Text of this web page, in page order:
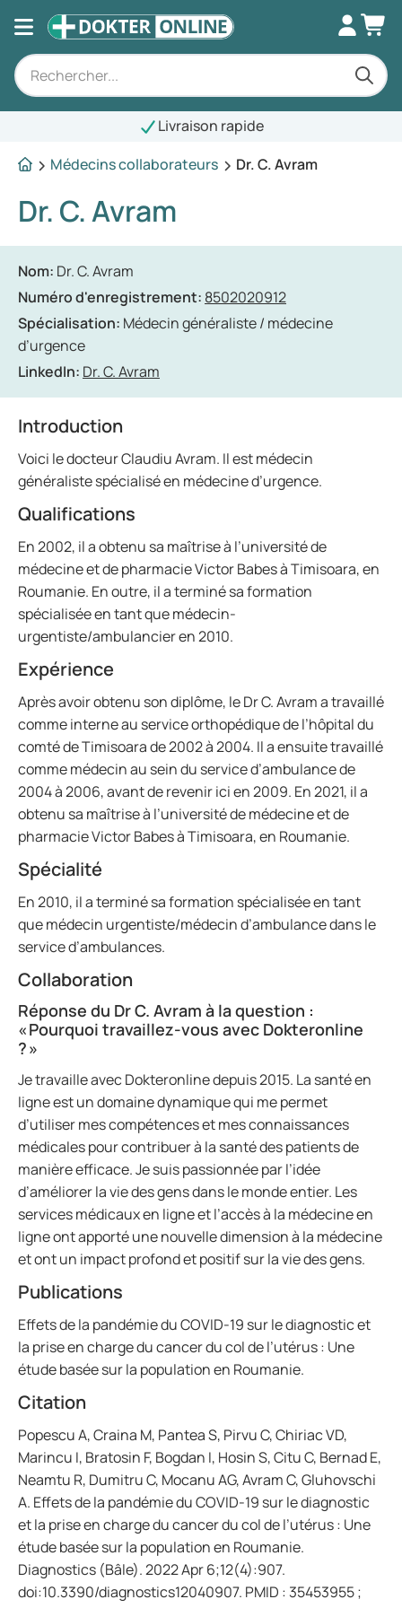
Livraison rapide
Médecins collaborateurs
Dr. C. Avram
Dr. C. Avram
Nom: Dr. C. Avram
Numéro d'enregistrement: 8502020912
Spécialisation: Médecin généraliste / médecine
d’urgence
LinkedIn: Dr. C. Avram
Introduction
Voici le docteur Claudiu Avram. Il est médecin
généraliste spécialisé en médecine d’urgence.
Qualifications
En 2002, il a obtenu sa maîtrise à l’université de
médecine et de pharmacie Victor Babes à Timisoara, en
Roumanie. En outre, il a terminé sa formation
spécialisée en tant que médecin-
urgentiste/ambulancier en 2010.
Expérience
Après avoir obtenu son diplôme, le Dr C. Avram a travaillé
comme interne au service orthopédique de l’hôpital du
comté de Timisoara de 2002 à 2004. Il a ensuite travaillé
comme médecin au sein du service d’ambulance de
2004 à 2006, avant de revenir ici en 2009. En 2021, il a
obtenu sa maîtrise à l’université de médecine et de
pharmacie Victor Babes à Timisoara, en Roumanie.
Spécialité
En 2010, il a terminé sa formation spécialisée en tant
que médecin urgentiste/médecin d’ambulance dans le
service d’ambulances.
Collaboration
Réponse du Dr C. Avram à la question :
« Pourquoi travaillez-vous avec Dokteronline
? »
Je travaille avec Dokteronline depuis 2015. La santé en
ligne est un domaine dynamique qui me permet
d’utiliser mes compétences et mes connaissances
médicales pour contribuer à la santé des patients de
manière efficace. Je suis passionnée par l’idée
d’améliorer la vie des gens dans le monde entier. Les
services médicaux en ligne et l’accès à la médecine en
ligne ont apporté une nouvelle dimension à la médecine
et ont un impact profond et positif sur la vie des gens.
Publications
Effets de la pandémie du COVID-19 sur le diagnostic et
la prise en charge du cancer du col de l’utérus : Une
étude basée sur la population en Roumanie.
Citation
Popescu A, Craina M, Pantea S, Pirvu C, Chiriac VD,
Marincu I, Bratosin F, Bogdan I, Hosin S, Citu C, Bernad E,
Neamtu R, Dumitru C, Mocanu AG, Avram C, Gluhovschi
A. Effets de la pandémie du COVID-19 sur le diagnostic
et la prise en charge du cancer du col de l’utérus : Une
étude basée sur la population en Roumanie.
Diagnostics (Bâle). 2022 Apr 6;12(4):907.
doi:10.3390/diagnostics12040907. PMID : 35453955 ;